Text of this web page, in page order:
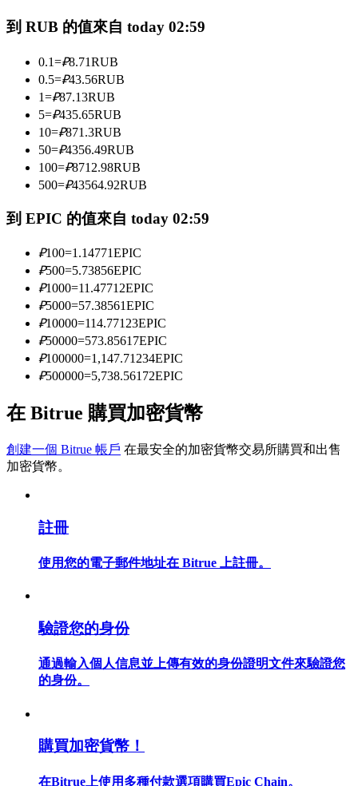
成為跟單交易員
坐享盈利分成和跟單分傭
合約資訊
包含交易情況等的大數據分析
合約功能使用指南
學習如何保持盈利
到 RUB 的值來自 today 02:59
0.1=₽8.71RUB
0.5=₽43.56RUB
1=₽87.13RUB
5=₽435.65RUB
10=₽871.3RUB
50=₽4356.49RUB
100=₽8712.98RUB
500=₽43564.92RUB
到 EPIC 的值來自 today 02:59
₽100=1.14771EPIC
₽500=5.73856EPIC
₽1000=11.47712EPIC
₽5000=57.38561EPIC
₽10000=114.77123EPIC
₽50000=573.85617EPIC
₽100000=1,147.71234EPIC
₽500000=5,738.56172EPIC
在 Bitrue 購買加密貨幣
創建一個 Bitrue 帳戶 在最安全的加密貨幣交易所購買和出售
加密貨幣。
註冊
使用您的電子郵件地址在 Bitrue 上註冊。
驗證您的身份
通過輸入個人信息並上傳有效的身份證明文件來驗證您
的身份。
購買加密貨幣！
在Bitrue上使用多種付款選項購買Epic Chain。